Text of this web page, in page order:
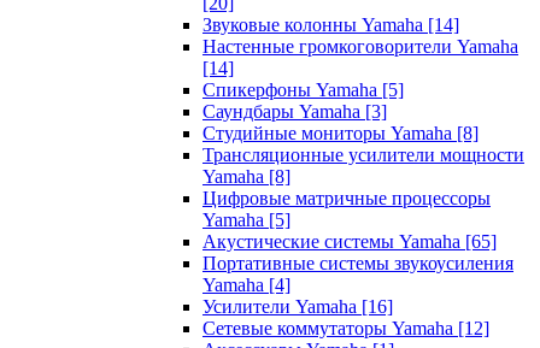
Звуковые колонны Yamaha [14]
Настенные громкоговорители Yamaha
[14]
Спикерфоны Yamaha [5]
Саундбары Yamaha [3]
Студийные мониторы Yamaha [8]
Трансляционные усилители мощности
Yamaha [8]
Цифровые матричные процессоры
Yamaha [5]
Акустические системы Yamaha [65]
Портативные системы звукоусиления
Yamaha [4]
Усилители Yamaha [16]
Сетевые коммутаторы Yamaha [12]